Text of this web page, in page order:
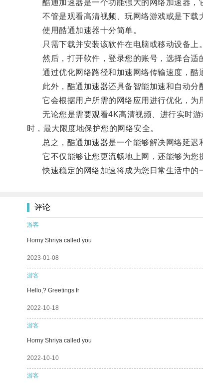
酷通加速器是一个功能强大的网络加速器，
不管是观看高清视频、玩网络游戏或是下载
使用酷通加速器十分简单。
只需下载并安装该软件在电脑或移动设备上。
然后，打开软件，登录您的账号，选择合适
通过优化网络路径和加速网络传输速度，酷
此外，酷通加速器还具备智能加速和自动分
它会根据用户所需的网络应用进行优化，为
无论您是需要观看4K高清视频、进行实时游
时，最大限度地保护您的网络安全。
总之，酷通加速器是一个能够解决网络延迟
它不仅能够让您更流畅地上网，还能够为您
快速稳定的网络加速将成为您日常生活中的
评论
游客
Horny Shriya called you
2023-01-08
游客
Hello,? Greetings fr
2022-10-18
游客
Horny Shriya called you
2022-10-10
游客